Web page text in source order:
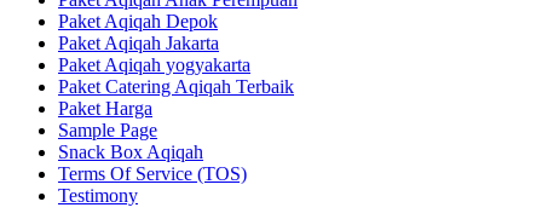
Paket Aqiqah Depok
Paket Aqiqah Jakarta
Paket Aqiqah yogyakarta
Paket Catering Aqiqah Terbaik
Paket Harga
Sample Page
Snack Box Aqiqah
Terms Of Service (TOS)
Testimony